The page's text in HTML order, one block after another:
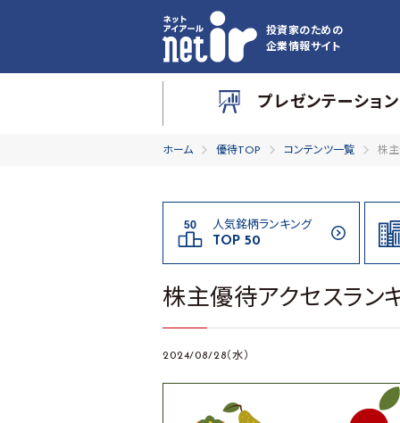
投資家のための
企業情報サイト
プレゼンテーション
ホーム 優待TOP コンテンツ一覧 株
人気銘柄ランキング
TOP 50
株主優待アクセスラ
2024/08/28（水）